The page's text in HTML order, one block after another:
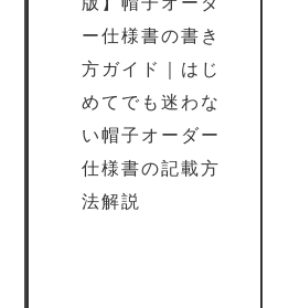
ー仕様書の書き
方ガイド｜はじ
めてでも迷わな
い帽子オーダー
仕様書の記載方
法解説